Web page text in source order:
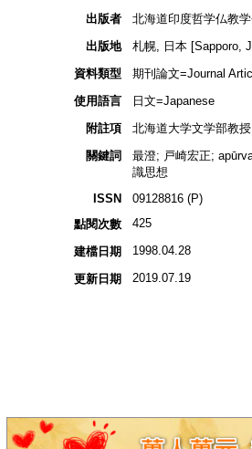
出版者
北海道印度哲学仏教
出版地
札幌, 日本 [Sapporo,
資料類型
期刊論文=Journal
使用語言
日文=Japanese
附註項
北海道大学文学部教授
關鍵詞
最澄; 戸崎宏正;
識思想
ISSN
09128816 (P)
點閱次數
425
建檔日期 1998.04.28
更新日期 2019.07.19